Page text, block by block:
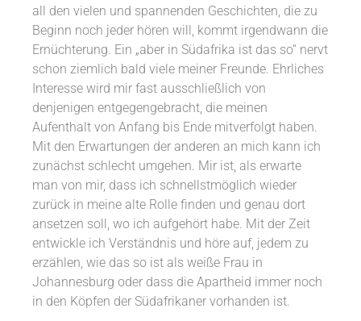
all den vielen und spannenden Geschichten, die zu
Beginn noch jeder hören will, kommt irgendwann die
Ernüchterung. Ein „aber in Südafrika ist das so“ nervt
schon ziemlich bald viele meiner Freunde. Ehrliches
Interesse wird mir fast ausschließlich von
denjenigen entgegengebracht, die meinen
Aufenthalt von Anfang bis Ende mitverfolgt haben.
Mit den Erwartungen der anderen an mich kann ich
zunächst schlecht umgehen. Mir ist, als erwarte
man von mir, dass ich schnellstmöglich wieder
zurück in meine alte Rolle finden und genau dort
ansetzen soll, wo ich aufgehört habe. Mit der Zeit
entwickle ich Verständnis und höre auf, jedem zu
erzählen, wie das so ist als weiße Frau in
Johannesburg oder dass die Apartheid immer noch
in den Köpfen der Südafrikaner vorhanden ist.